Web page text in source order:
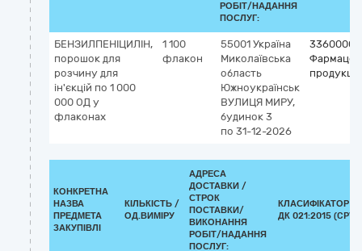
РОБІТ/НАДАННЯ
ПОСЛУГ:
БЕНЗИЛПЕНІЦИЛІН,
порошок для
розчину для
ін'єкцій по 1 000
000 ОД у
флаконах
1 100
флакон
55001 Україна
Миколаївська
область
Южноукраїнськ
ВУЛИЦЯ МИРУ,
будинок 3
по 31-12-2026
продукція
КОНКРЕТНА
НАЗВА
ПРЕДМЕТА
ЗАКУПІВЛІ
КІЛЬКІСТЬ /
ОД.ВИМІРУ
АДРЕСА
ДОСТАВКИ /
СТРОК
ПОСТАВКИ/
ВИКОНАННЯ
РОБІТ/НАДАННЯ
ПОСЛУГ:
КЛАСИФІКАТОР
ДК 021:2015 (CPV)